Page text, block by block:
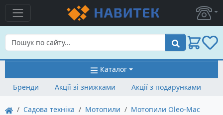
Пошук
Каталог
Бренди
Акції зі знижками Акції з подарунками
Садова техніка Мотопили Мотопили Oleo-Mac